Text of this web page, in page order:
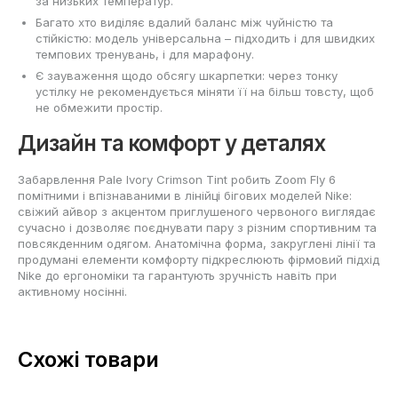
Багато хто виділяє вдалий баланс між чуйністю та
стійкістю: модель універсальна – підходить і для швидких
темпових тренувань, і для марафону.
Є зауваження щодо обсягу шкарпетки: через тонку
устілку не рекомендується міняти її на більш товсту, щоб
не обмежити простір.
Дизайн та комфорт у деталях
Забарвлення Pale Ivory Crimson Tint робить Zoom Fly 6
помітними і впізнаваними в лінійці бігових моделей Nike:
свіжий айвор з акцентом приглушеного червоного виглядає
сучасно і дозволяє поєднувати пару з різним спортивним та
повсякденним одягом. Анатомічна форма, закруглені лінії та
продумані елементи комфорту підкреслюють фірмовий підхід
Nike до ергономіки та гарантують зручність навіть при
активному носінні.
Схожі товари